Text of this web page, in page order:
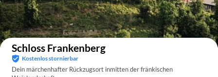
Auf der Karte anzeigen
Schloss Frankenberg
Kostenlos stornierbar
Dein märchenhafter Rückzugsort inmitten der fränkischen